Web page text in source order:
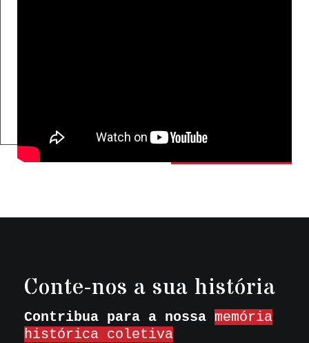
Conte-nos a sua história
Contribua para a nossa memória
histórica coletiva